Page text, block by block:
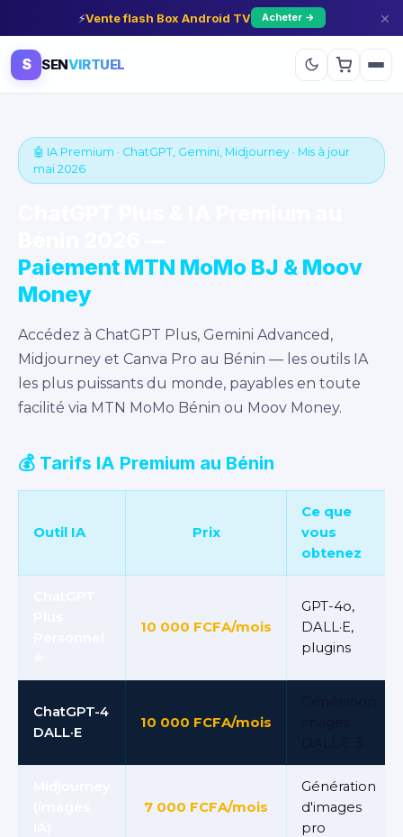
⚡Vente flash Box Android TV Acheter → ×
S SENVIRTUEL
🤖 IA Premium · ChatGPT, Gemini, Midjourney · Mis à jour
mai 2026
Paiement MTN MoMo BJ & Moov
Money
Accédez à ChatGPT Plus, Gemini Advanced,
Midjourney et Canva Pro au Bénin — les outils IA
les plus puissants du monde, payables en toute
facilité via MTN MoMo Bénin ou Moov Money.
💰 Tarifs IA Premium au Bénin
Outil IA Prix
Ce que
vous
obtenez
10 000 FCFA/mois
GPT-4o,
DALL·E,
plugins
ChatGPT-4
DALL·E
10 000 FCFA/mois
7 000 FCFA/mois
Génération
d'images
pro